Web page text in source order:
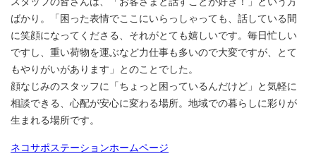
ばかり。「困った表情でここにいらっしゃっても、話している間
に笑顔になってくださる、それがとても嬉しいです。毎日忙しい
ですし、重い荷物を運ぶなど力仕事も多いので大変ですが、とて
もやりがいがあります」とのことでした。
顔なじみのスタッフに「ちょっと困っているんだけど」と気軽に
相談できる、心配が安心に変わる場所。地域での暮らしに彩りが
生まれる場所です。
ネコサポステーションホームページ